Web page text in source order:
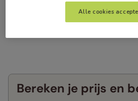
Bereken je prijs en
Alle cookies